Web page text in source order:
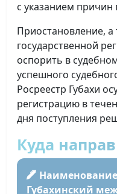
с указанием причин
Приостановление,
государственной
оспорить в
успешного
Росреестр Губахи
регистрацию в
дня поступления
Куда
Наименование
Губахинский